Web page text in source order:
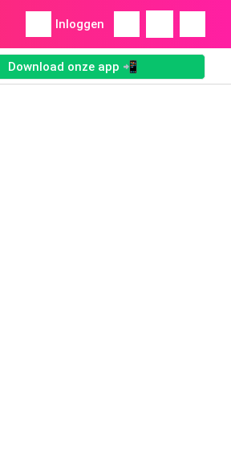
Inloggen
Download onze app 📲